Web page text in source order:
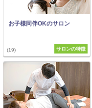
お子様同伴OKのサロン
(19) サロンの特徴